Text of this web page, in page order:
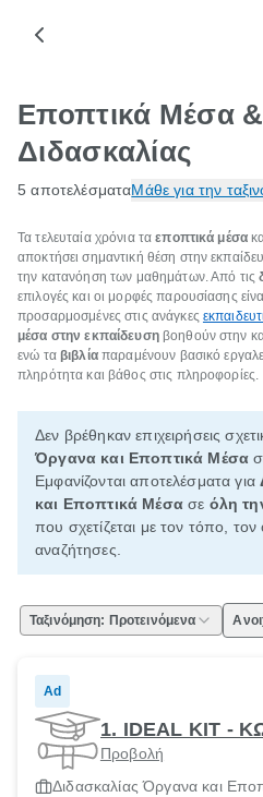
Εποπτικά Μέσα
Διδασκαλίας
5 αποτελέσματαΜάθε για την
Τα τελευταία χρόνια ταεποπτικά μέσα
αποκτήσει σημαντική θέση στην
την κατανόηση των μαθημάτων. Από τις
επιλογές και οι μορφές παρουσίασης
προσαρμοσμένες στις ανάγκες
μέσα στην εκπαίδευσηβοηθούν στην
ενώ τα βιβλίαπαραμένουν βασικό
πληρότητα και βάθος στις πληροφορίες.
Δεν βρέθηκαν επιχειρήσεις
Όργανα και Εποπτικά Μέσα
Εμφανίζονται αποτελέσματα για
και Εποπτικά Μέσασε όλη
που σχετίζεται με τον τόπο, τον
αναζήτησες.
Ταξινόμηση: Προτεινόμενα
Ad
1. IDEAL KIT -
Προβολή
Διδασκαλίας Όργανα και